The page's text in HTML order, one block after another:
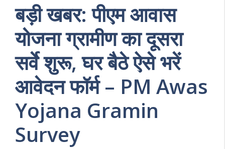
बड़ी खबर: पीएम आवास
योजना ग्रामीण का दूसरा
सर्वे शुरू, घर बैठे ऐसे भरें
आवेदन फॉर्म – PM Awas
Yojana Gramin
Survey